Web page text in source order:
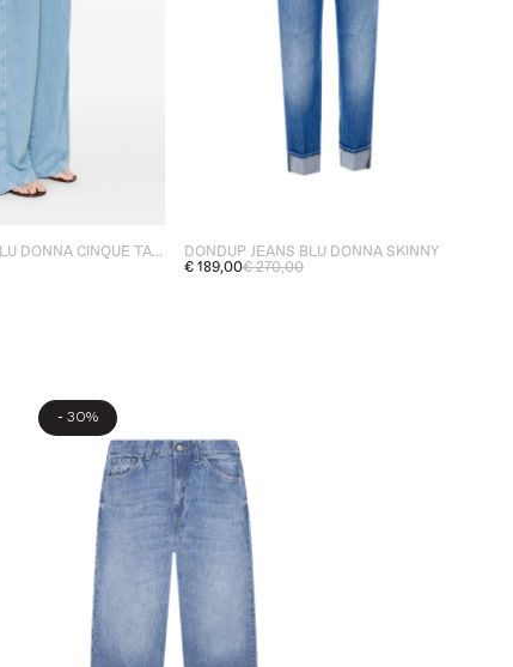
DONDUP JEANS BLU DONNA CINQUE TASCHE
DONDUP JEANS BLU DONNA SKINNY
€ 189,00€ 270,00
- 30%